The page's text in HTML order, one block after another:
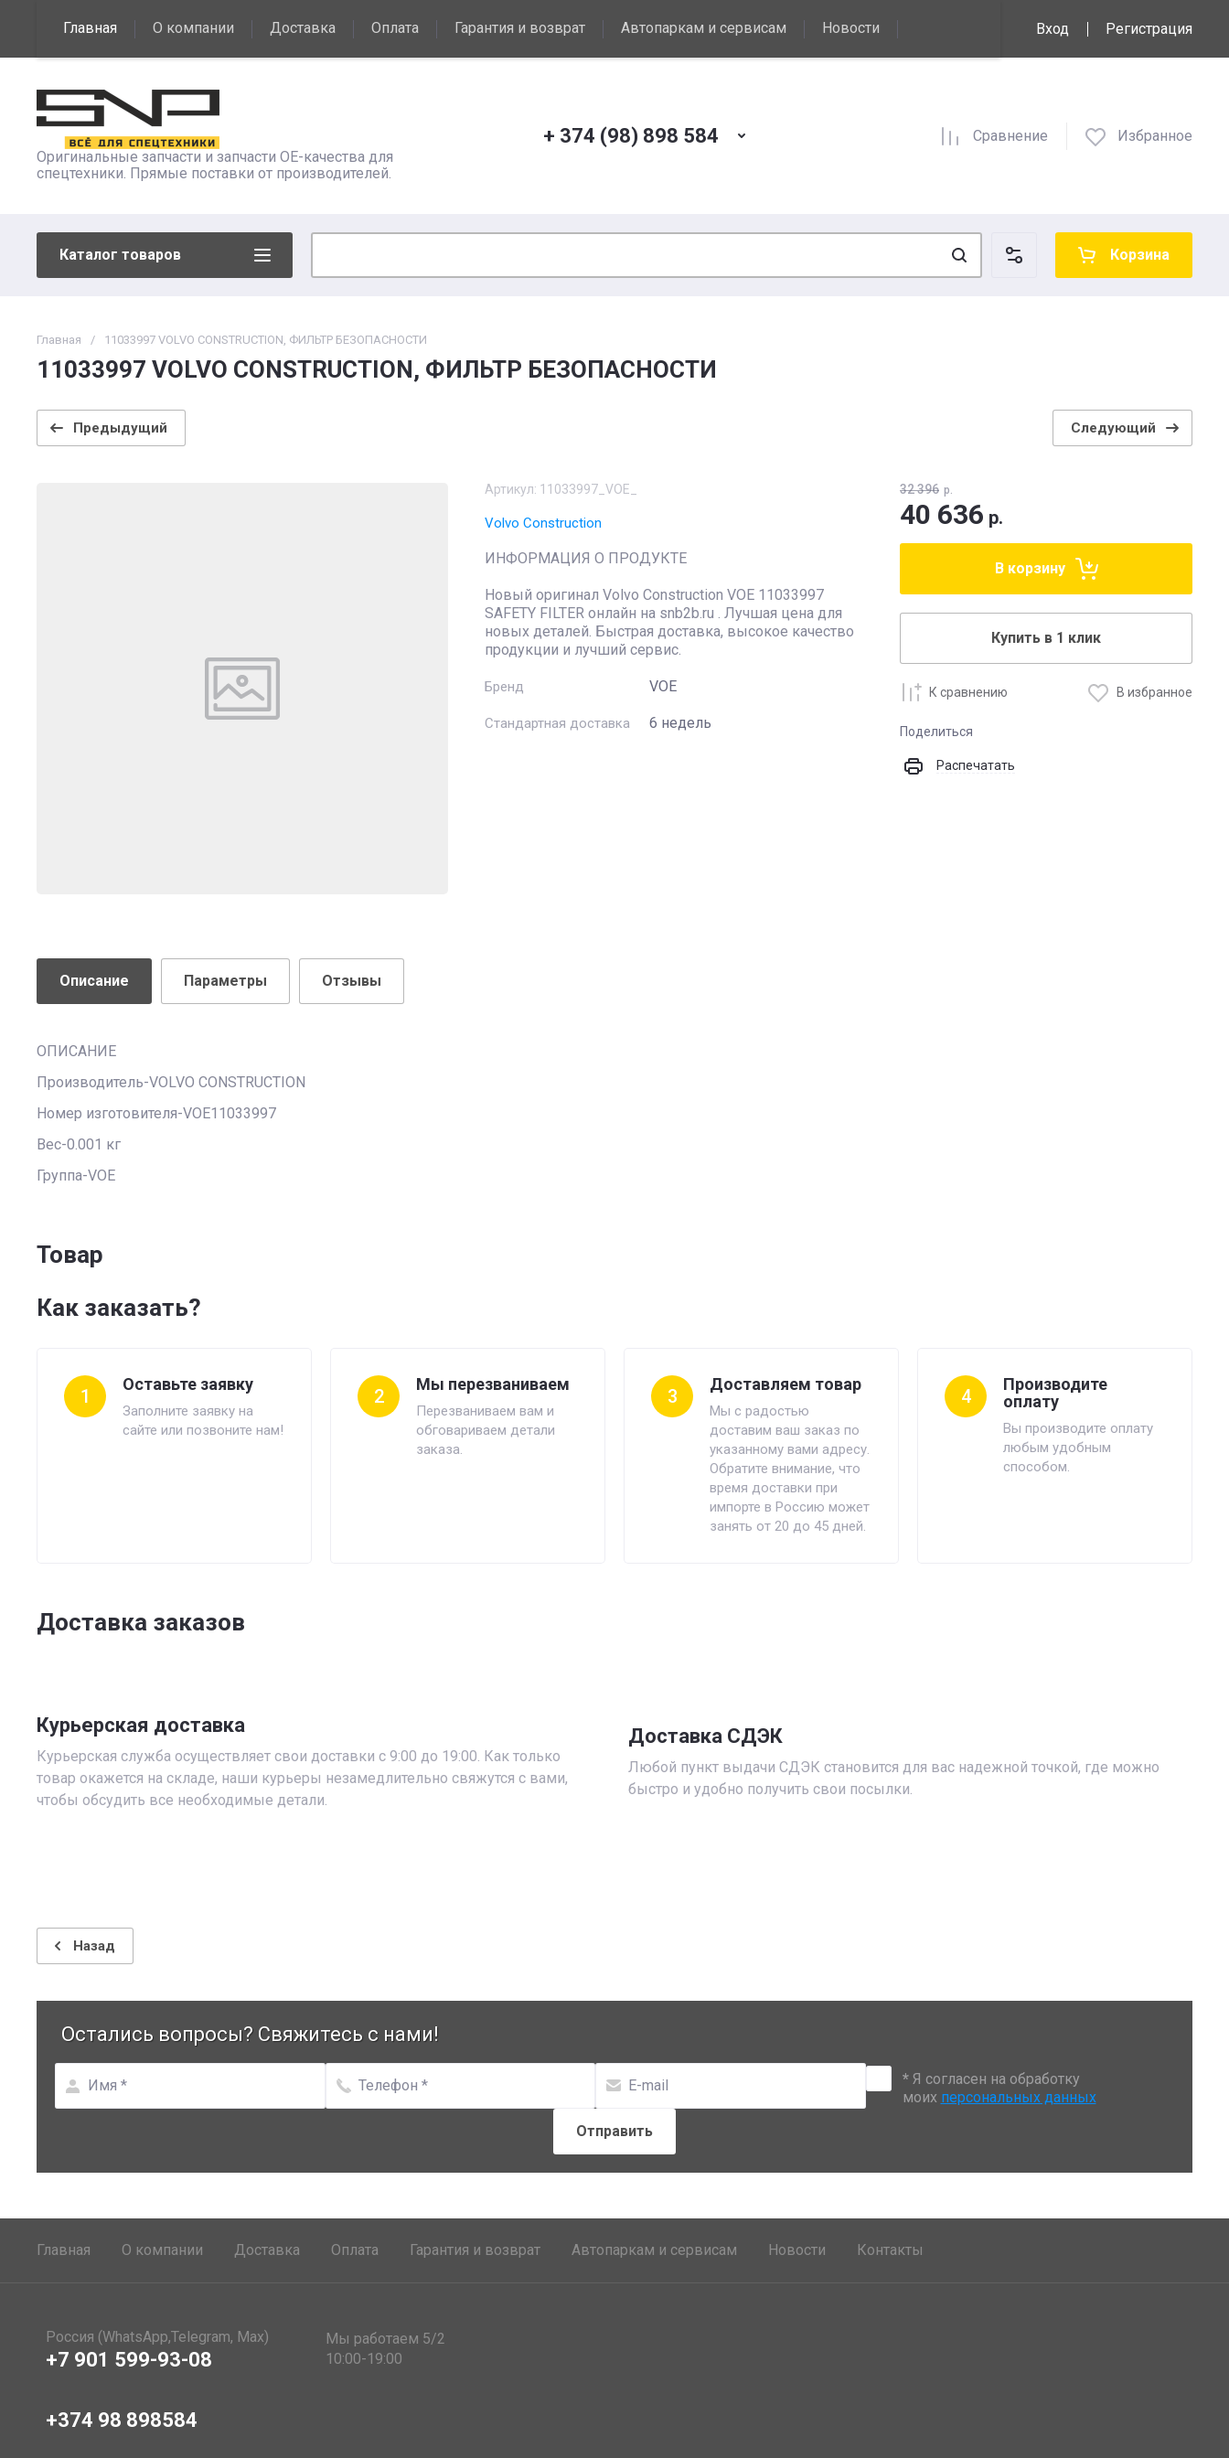
Главная О компании Доставка Оплата Гарантия и возврат Автопаркам и сервисам Новости Вход Регистрация
Оригинальные запчасти и запчасти OE-качества для
спецтехники. Прямые поставки от производителей.
+ 374 (98) 898 584 Сравнение Избранное
Каталог товаров Корзина
Главная / 11033997 VOLVO CONSTRUCTION, ФИЛЬТР БЕЗОПАСНОСТИ
11033997 VOLVO CONSTRUCTION, ФИЛЬТР БЕЗОПАСНОСТИ
Предыдущий Следующий
Артикул: 11033997_VOE_
Volvo Construction
ИНФОРМАЦИЯ О ПРОДУКТЕ
Новый оригинал Volvo Construction VOE 11033997
SAFETY FILTER онлайн на snb2b.ru . Лучшая цена для
новых деталей. Быстрая доставка, высокое качество
продукции и лучший сервис.
Бренд VOE
Стандартная доставка 6 недель
32 396 р.
40 636 р.
В корзину
Купить в 1 клик
К сравнению В избранное
Поделиться
Распечатать
Описание Параметры Отзывы
ОПИСАНИЕ
Производитель-VOLVO CONSTRUCTION
Номер изготовителя-VOE11033997
Вес-0.001 кг
Группа-VOE
Товар
Как заказать?
1
Оставьте заявку
Заполните заявку на
сайте или позвоните нам!
2
Мы перезваниваем
Перезваниваем вам и
обговариваем детали
заказа.
3
Доставляем товар
Мы с радостью
доставим ваш заказ по
указанному вами адресу.
Обратите внимание, что
время доставки при
импорте в Россию может
занять от 20 до 45 дней.
4
Производите
оплату
Вы производите оплату
любым удобным
способом.
Доставка заказов
Курьерская доставка
Курьерская служба осуществляет свои доставки с 9:00 до 19:00. Как только
товар окажется на складе, наши курьеры незамедлительно свяжутся с вами,
чтобы обсудить все необходимые детали.
Доставка СДЭК
Любой пункт выдачи СДЭК становится для вас надежной точкой, где можно
быстро и удобно получить свои посылки.
Назад
Остались вопросы? Свяжитесь с нами!
*Я согласен на обработку
моих персональных данных
Главная О компании Доставка Оплата Гарантия и возврат Автопаркам и сервисам Новости Контакты
Россия (WhatsApp,Telegram, Max)
+7 901 599-93-08
+374 98 898584
Мы работаем 5/2
10:00-19:00